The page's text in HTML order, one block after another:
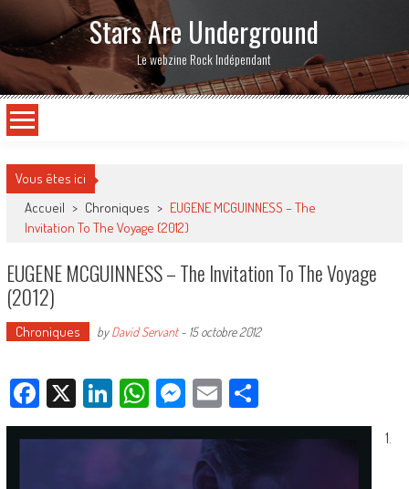
Stars Are Underground
Le webzine Rock Indépendant
Vous êtes ici
Accueil > Chroniques > EUGENE MCGUINNESS – The
Invitation To The Voyage (2012)
EUGENE MCGUINNESS – The Invitation To The Voyage
(2012)
Chroniques byDavid Servant- 15 octobre 2012
Facebook
X LinkedIn
WhatsApp
Messenger
EmailPartager
1.